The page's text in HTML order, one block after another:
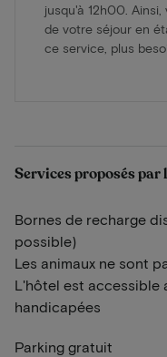
jusqu'à 12h00.
de votre séjour en
ce service, plus
Services proposés par
Bornes de recharge
possible)
Les animaux ne sont
L'hôtel est accessible
handicapées
Parking gratuit